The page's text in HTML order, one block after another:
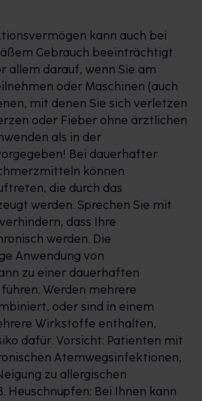
kann auch bei
Gebrauch beeinträchtigt
allem darauf, wenn Sie am
oder Maschinen (auch
mit denen Sie sich verletzen
oder Fieber ohne ärztlichen
als in der
Bei dauerhafter
können
die durch das
werden. Sprechen Sie mit
dass Ihre
werden. Die
Anwendung von
zu einer dauerhaften
Werden mehrere
oder sind in einem
Wirkstoffe enthalten,
dafür. Vorsicht: Patienten mit
Atemwegsinfektionen,
zu allergischen
Heuschnupfen: Bei Ihnen kann